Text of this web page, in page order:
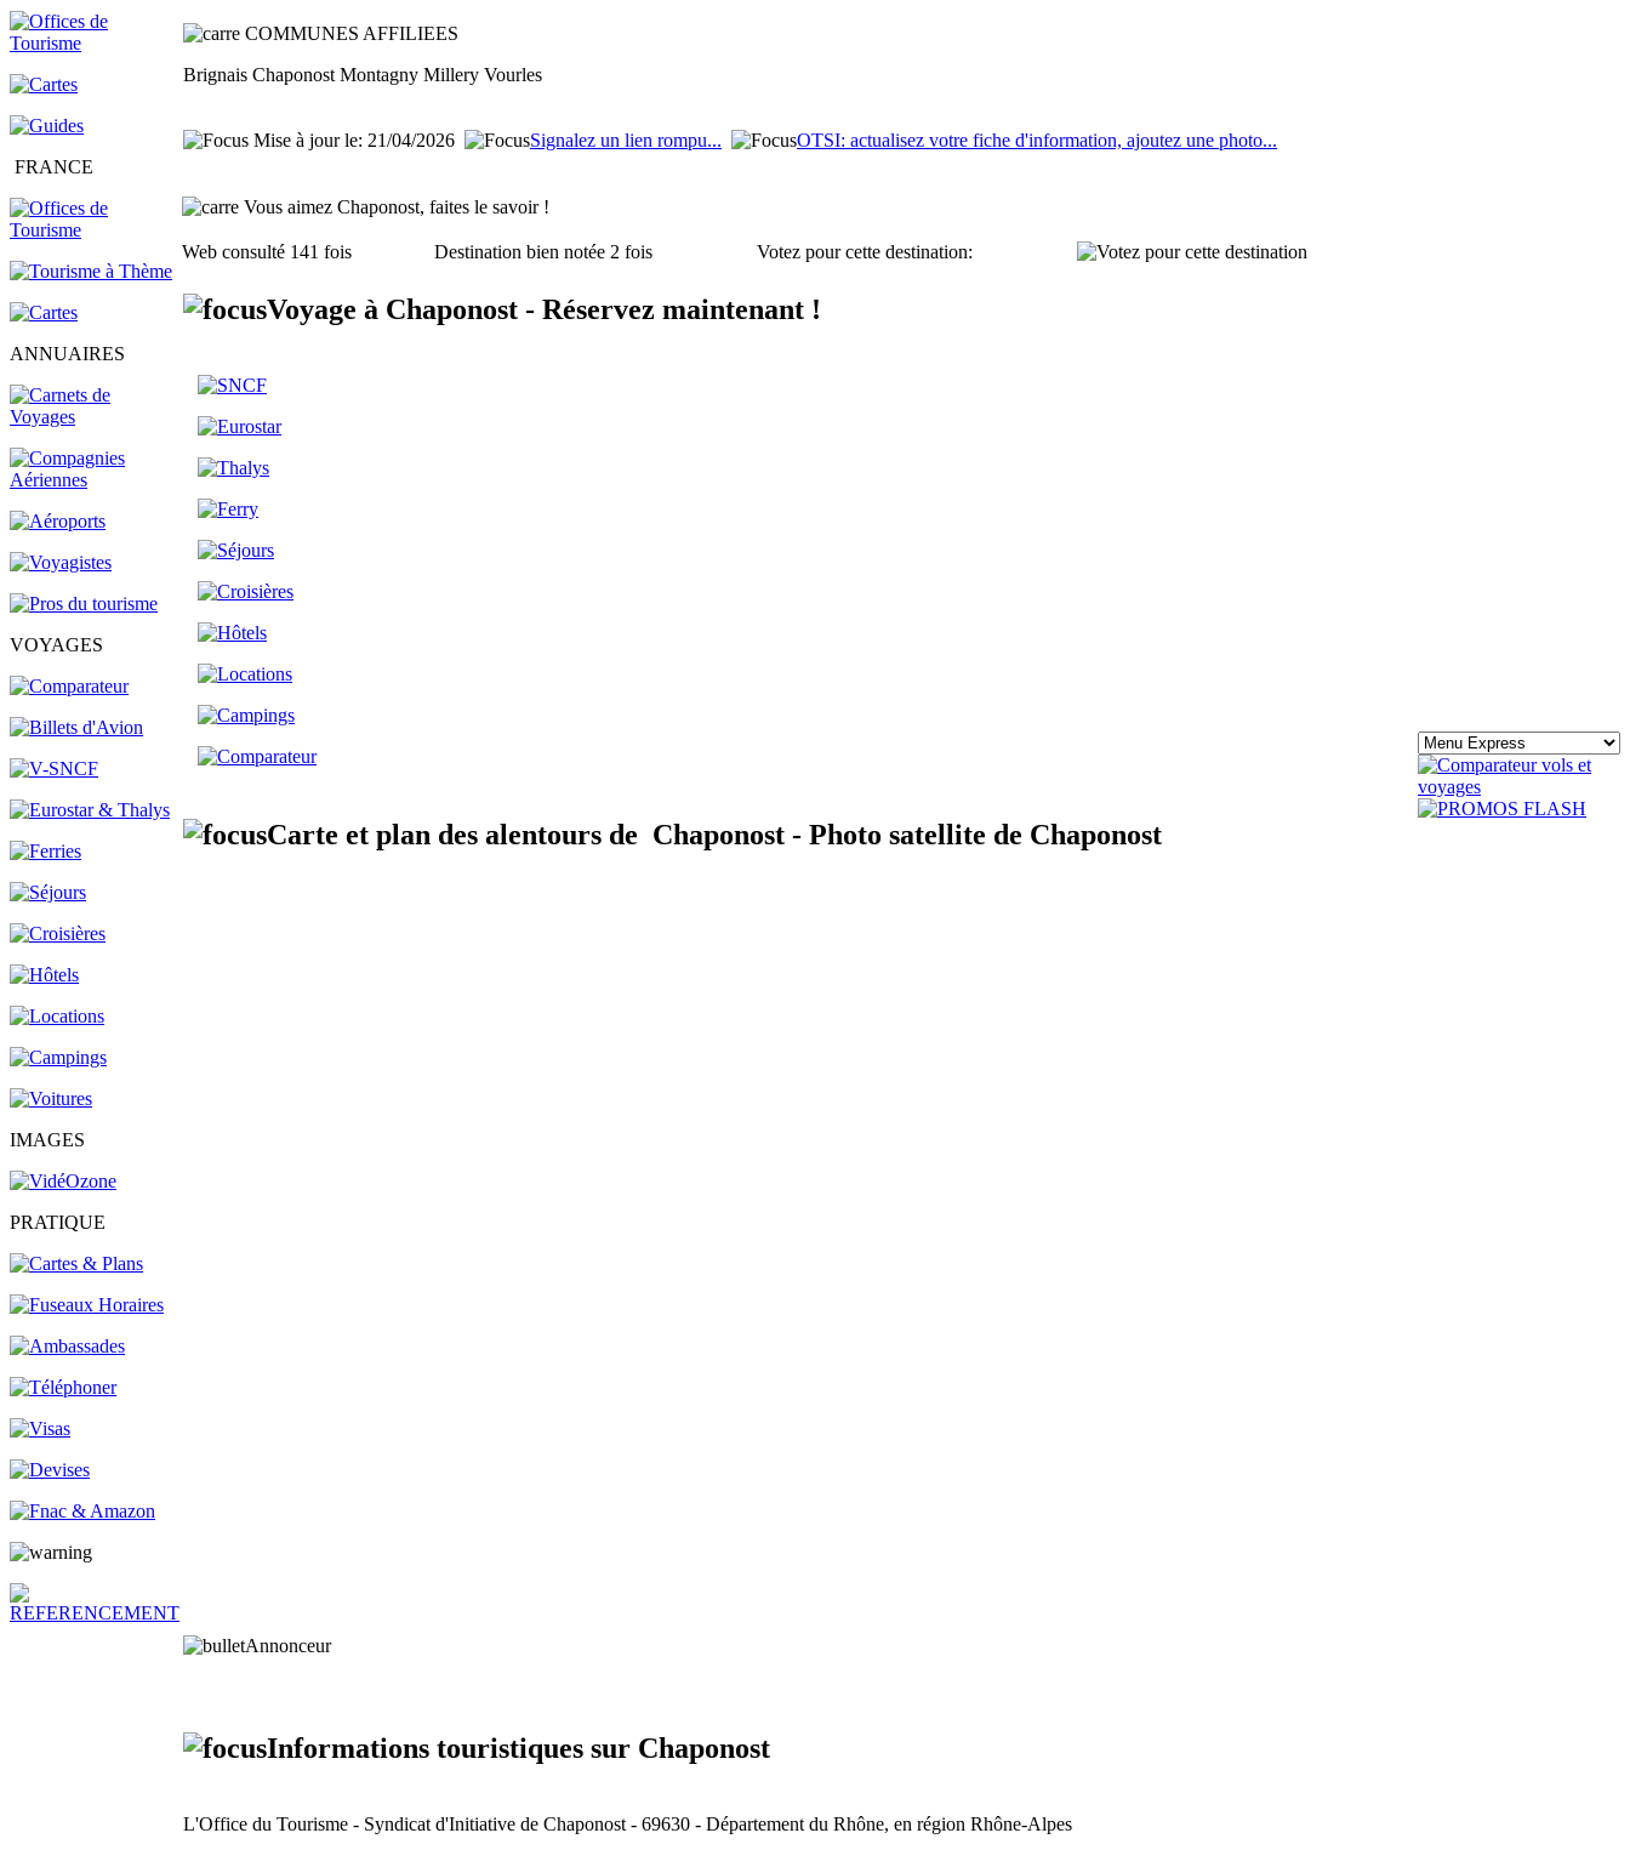
FRANCE
ANNUAIRES
VOYAGES
IMAGES
PRATIQUE
COMMUNES AFFILIEES
Brignais Chaponost Montagny Millery Vourles
Mise à jour le: 21/04/2026 Signalez un lien rompu... OTSI: actualisez votre fiche d'information, ajoutez une photo...
Vous aimez Chaponost, faites le savoir !
Web consulté 141 fois Destination bien notée 2 fois Votez pour cette destination:
Voyage à Chaponost - Réservez maintenant !
Carte et plan des alentours de Chaponost - Photo satellite de Chaponost
Annonceur
Informations touristiques sur Chaponost
L'Office du Tourisme - Syndicat d'Initiative de Chaponost - 69630 - Département du Rhône, en région Rhône-Alpes